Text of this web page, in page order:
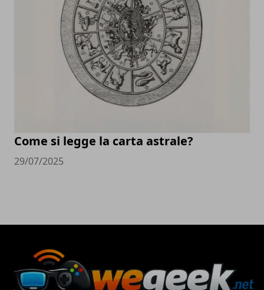
Come si legge la carta astrale?
29/07/2025